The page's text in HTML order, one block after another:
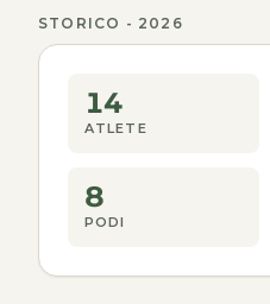
STORICO - 2026
14
ATLETE
8
PODI